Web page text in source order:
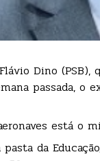
Dino
passada, o
está o
da